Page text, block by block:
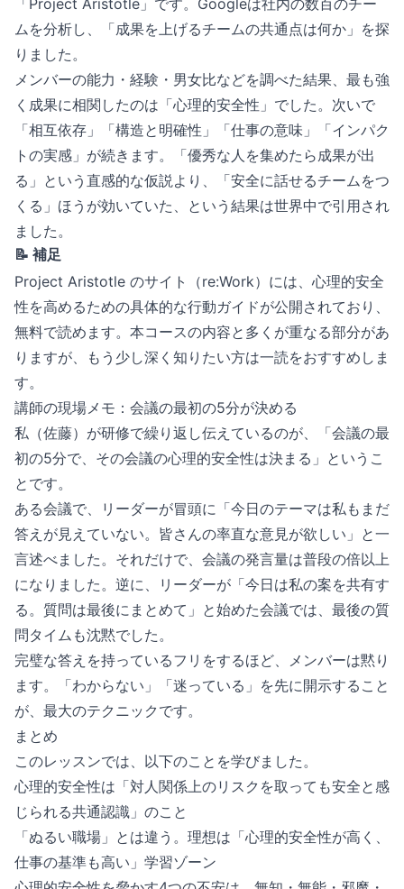
「Project Aristotle」です。Googleは社内の数百のチー
ムを分析し、「成果を上げるチームの共通点は何か」を探
りました。
メンバーの能力・経験・男女比などを調べた結果、最も強
く成果に相関したのは「心理的安全性」でした。次いで
「相互依存」「構造と明確性」「仕事の意味」「インパク
トの実感」が続きます。「優秀な人を集めたら成果が出
る」という直感的な仮説より、「安全に話せるチームをつ
くる」ほうが効いていた、という結果は世界中で引用され
ました。
📝 補足
Project Aristotle のサイト（re:Work）には、心理的安全
性を高めるための具体的な行動ガイドが公開されており、
無料で読めます。本コースの内容と多くが重なる部分があ
りますが、もう少し深く知りたい方は一読をおすすめしま
す。
講師の現場メモ：会議の最初の5分が決める
私（佐藤）が研修で繰り返し伝えているのが、「会議の最
初の5分で、その会議の心理的安全性は決まる」というこ
とです。
ある会議で、リーダーが冒頭に「今日のテーマは私もまだ
答えが見えていない。皆さんの率直な意見が欲しい」と一
言述べました。それだけで、会議の発言量は普段の倍以上
になりました。逆に、リーダーが「今日は私の案を共有す
る。質問は最後にまとめて」と始めた会議では、最後の質
問タイムも沈黙でした。
完璧な答えを持っているフリをするほど、メンバーは黙り
ます。「わからない」「迷っている」を先に開示すること
が、最大のテクニックです。
まとめ
このレッスンでは、以下のことを学びました。
心理的安全性は「対人関係上のリスクを取っても安全と感
じられる共通認識」のこと
「ぬるい職場」とは違う。理想は「心理的安全性が高く、
仕事の基準も高い」学習ゾーン